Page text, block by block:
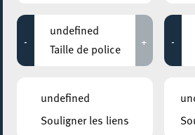
PARTAGER L'ÉVENEMENT
-
undefined
Taille de police
+ -
undefined
Souligner les liens